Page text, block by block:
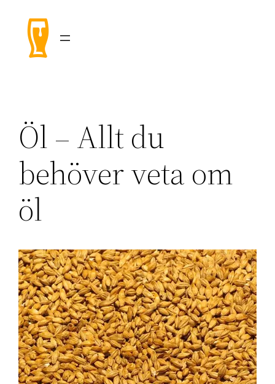
Öl – Allt du
behöver veta om
öl